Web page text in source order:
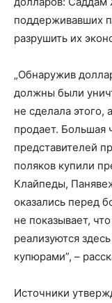
поддерживавших
разрушить их
„Обнаружив
должны были
не сделала этого,
продает. Большая
представителей
поляков купили
Клайпеды,
оказались перед
не показывает,
реализуются
купюрами”, –
Источники